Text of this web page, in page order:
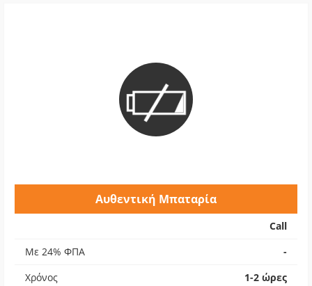
Αυθεντική Μπαταρία
Call
Με 24% ΦΠΑ
-
Χρόνος
1-2 ώρες